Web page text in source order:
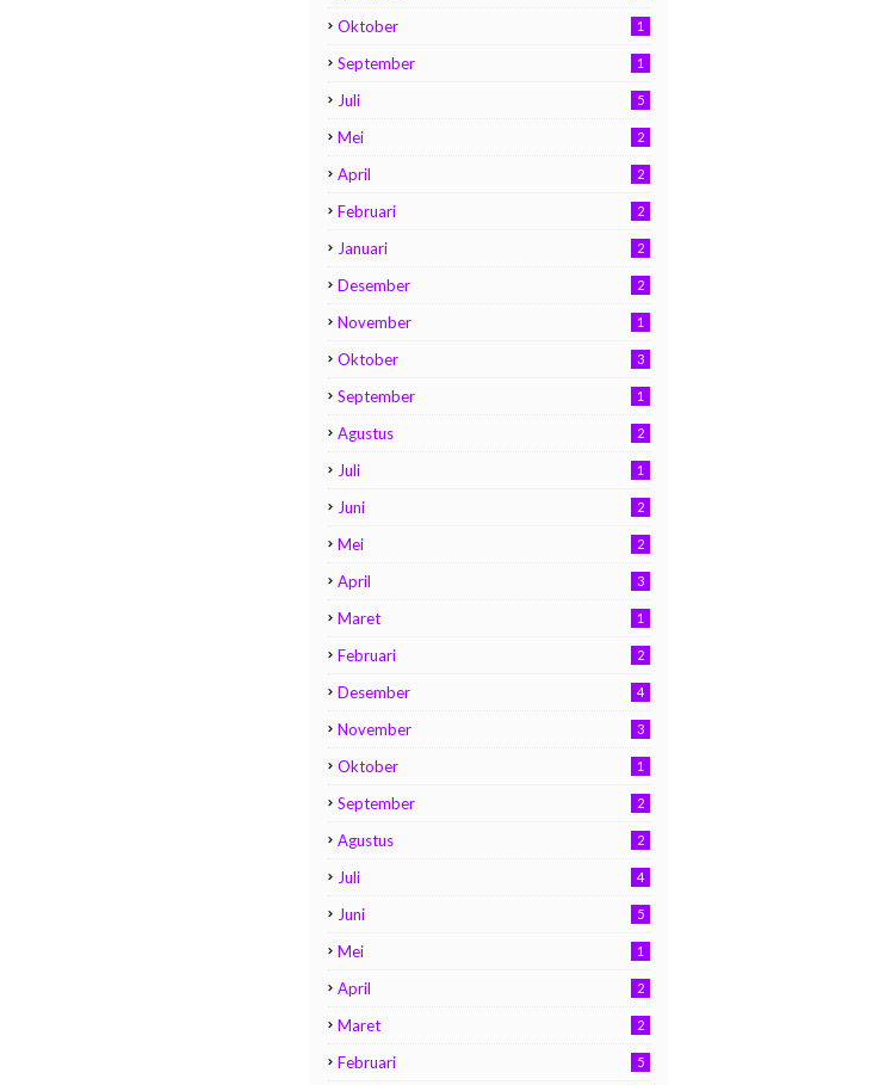
Oktober 1
September 1
Juli 5
Mei 2
April 2
Februari 2
Januari 2
Desember 2
November 1
Oktober 3
September 1
Agustus 2
Juli 1
Juni 2
Mei 2
April 3
Maret 1
Februari 2
Desember 4
November 3
Oktober 1
September 2
Agustus 2
Juli 4
Juni 5
Mei 1
April 2
Maret 2
Februari 5